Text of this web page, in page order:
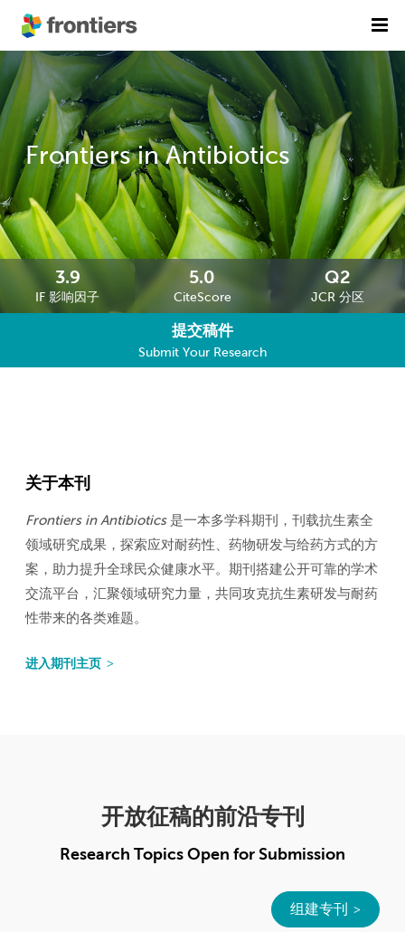
首页
期刊列表
精选潜力期刊
前沿专刊
科研诚信
出版费用
加入我们
English
Frontiers in Antibiotics
3.9
IF 影响因子
5.0
CiteScore
Q2
JCR 分区
提交稿件
Submit Your Research
关于本刊
Frontiers in Antibiotics是一本多学科期刊，刊载抗生素全
领域研究成果，探索应对耐药性、药物研发与给药方式的方
案，助力提升全球民众健康水平。期刊搭建公开可靠的学术
交流平台，汇聚领域研究力量，共同攻克抗生素研发与耐药
性带来的各类难题。
进入期刊主页
开放征稿的前沿专刊
Research Topics Open for Submission
组建专刊